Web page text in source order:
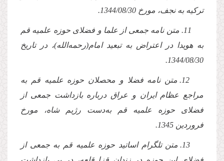
تركیه به نجف، مورخ 1344/08/30
.
11. متن نامه جمعى از علما و فضلاى حوزه علمیه قم
به هویدا در اعتراض به تبعید امام(رحمه‌الله)، در تاریخ
1344/08/30
.
12. متن نامه فضلا و محصلان حوزه علمیه قم به
مراجع عظام ایران و عراق درباره بازداشت جمعى از
فضلاى حوزه علمیه قم به‌دست رژیم شاه، مورخ
فروردین 1345.
13. متن تلگرام اساتید حوزه علمیه قم به جمعى از